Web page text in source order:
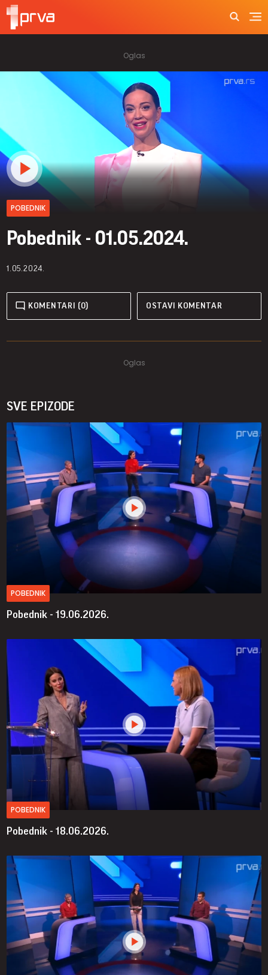
POBEDNIK
Pobednik - 01.05.2024.
1.05.2024.
KOMENTARI (0) OSTAVI KOMENTAR
SVE EPIZODE
POBEDNIK
Pobednik - 19.06.2026.
POBEDNIK
Pobednik - 18.06.2026.